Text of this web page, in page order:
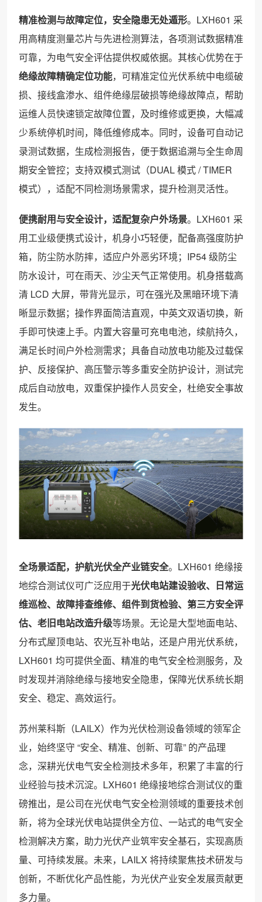
精准检测与故障定位，安全隐患无处遁形。LXH601 采
用高精度测量芯片与先进检测算法，各项测试数据精准
可靠，为电气安全评估提供权威依据。其核心优势在于
绝缘故障精确定位功能，可精准定位光伏系统中电缆破
损、接线盒渗水、组件绝缘层破损等绝缘故障点，帮助
运维人员快速锁定故障位置，及时维修或更换，大幅减
少系统停机时间，降低维修成本。同时，设备可自动记
录测试数据，生成检测报告，便于数据追溯与全生命周
期安全管控；支持双模式测试（DUAL 模式 / TIMER
模式），适配不同检测场景需求，提升检测灵活性。
便携耐用与安全设计，适配复杂户外场景。LXH601 采
用工业级便携式设计，机身小巧轻便，配备高强度防护
箱，防尘防水防摔，适应户外恶劣环境；IP54 级防尘
防水设计，可在雨天、沙尘天气正常使用。机身搭载高
清 LCD 大屏，带背光显示，可在强光及黑暗环境下清
晰显示数据；操作界面简洁直观，中英文双语切换，新
手即可快速上手。内置大容量可充电电池，续航持久，
满足长时间户外检测需求；具备自动放电功能及过载保
护、反接保护、高压警示等多重安全防护设计，测试完
成后自动放电，双重保护操作人员安全，杜绝安全事故
发生。
全场景适配，护航光伏全产业链安全。LXH601 绝缘接
地综合测试仪可广泛应用于光伏电站建设验收、日常运
维巡检、故障排查维修、组件到货检验、第三方安全评
估、老旧电站改造升级等场景。无论是大型地面电站、
分布式屋顶电站、农光互补电站，还是户用光伏系统，
LXH601 均可提供全面、精准的电气安全检测服务，及
时发现并消除绝缘与接地安全隐患，保障光伏系统长期
安全、稳定、高效运行。
苏州莱科斯（LAILX）作为光伏检测设备领域的领军企
业，始终坚守 “安全、精准、创新、可靠” 的产品理
念，深耕光伏电气安全检测技术多年，积累了丰富的行
业经验与技术沉淀。LXH601 绝缘接地综合测试仪的重
磅推出，是公司在光伏电气安全检测领域的重要技术创
新，将为全球光伏电站提供全方位、一站式的电气安全
检测解决方案，助力光伏产业筑牢安全基石，实现高质
量、可持续发展。未来，LAILX 将持续聚焦技术研发与
创新，不断优化产品性能，为光伏产业安全发展贡献更
多力量。